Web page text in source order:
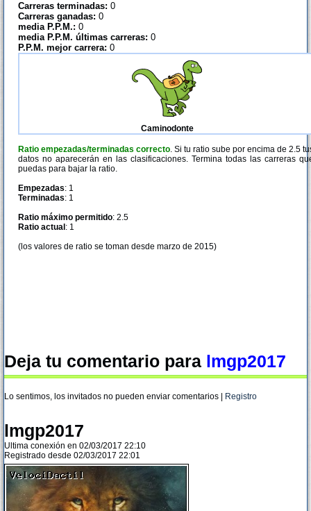
Carreras terminadas: 0
Carreras ganadas: 0
media P.P.M.: 0
media P.P.M. últimas carreras: 0
P.P.M. mejor carrera: 0
Caminodonte
Ratio empezadas/terminadas correcto. Si tu ratio sube por encima de 2.5
datos no aparecerán en las clasificaciones. Termina todas las carreras
puedas para bajar la ratio.
Empezadas: 1
Terminadas: 1
Ratio máximo permitido: 2.5
Ratio actual : 1
(los valores de ratio se toman desde marzo de 2015)
Deja tu comentario para lmgp2017
Lo sentimos, los invitados no pueden enviar comentarios | Registro
lmgp2017
Ultima conexión en 02/03/2017 22:10
Registrado desde 02/03/2017 22:01